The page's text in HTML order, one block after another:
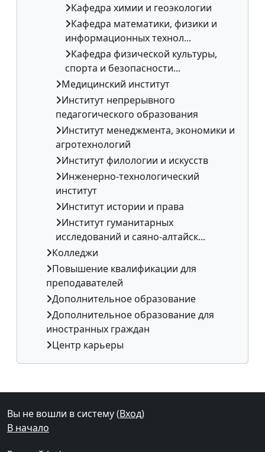
Кафедра химии и геоэкологии
Кафедра математики, физики и
информационных технол...
Кафедра физической культуры,
спорта и безопасности...
Медицинский институт
Институт непрерывного
педагогического образования
Институт менеджмента, экономики и
агротехнологий
Институт филологии и искусств
Инженерно-технологический
институт
Институт истории и права
Институт гуманитарных
исследований и саяно-алтайск...
Колледжи
Повышение квалификации для
преподавателей
Дополнительное образование
Дополнительное образование для
иностранных граждан
Центр карьеры
Дополнительные блоки
Вы не вошли в систему (Вход)
В начало